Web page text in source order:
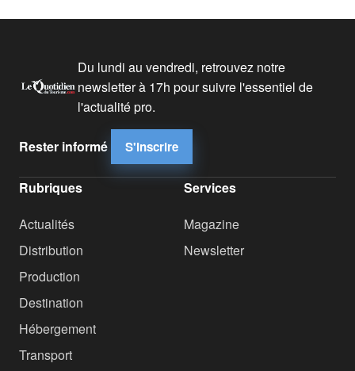
Du lundi au vendredi, retrouvez notre
newsletter à 17h pour suivre l'essentiel de
l'actualité pro.
Rester informé S'inscrire
Rubriques
Actualités
Distribution
Production
Destination
Hébergement
Transport
Services
Magazine
Newsletter